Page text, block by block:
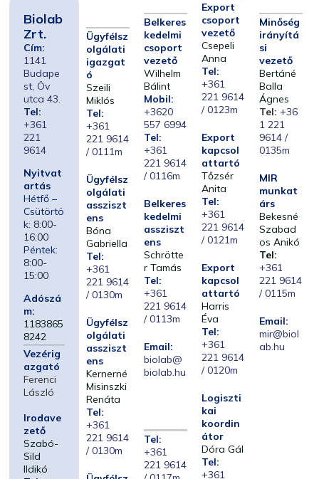
Biolab
Zrt.
Cím:
1141
Budape
st, Öv
utca 43.
Tel:
+361
221
9614
Nyitvat
artás
Hétfő –
Csütörtö
k: 8:00-
16:00
Péntek:
8:00-
15:00
Adószá
m:
1183865
8242
Vezérig
azgató
Ferenci
László
Irodave
zető
Szabó-
Sild
Ildikó
Ügyfélsz
olgálati
igazgat
ó
Szeili
Miklós
Tel:
+361
221 9614
/ 0111m
Ügyfélsz
olgálati
assziszt
ens
Bóna
Gabriella
Tel:
+361
221 9614
/ 0130m
Ügyfélsz
olgálati
assziszt
ens
Kernerné
Misinszki
Renáta
Tel:
+361
221 9614
/ 0130m
Belkeres
kedelmi
csoport
vezető
Wilhelm
Bálint
Mobil:
+3620
557 6994
Tel:
+361
221 9614
/ 0116m
Belkeres
kedelmi
assziszt
ens
Schrötte
r Tamás
Tel:
+361
221 9614
/ 0113m
Email:
biolab@
biolab.hu
Tel:
+361
221 9614
Export
csoport
vezető
Csepeli
Anna
Tel:
+361
221 9614
/ 0123m
Export
kapcsol
attartó
Tőzsér
Anita
Tel:
+361
221 9614
/ 0121m
Export
kapcsol
attartó
Harris
Éva
Tel:
+361
221 9614
/ 0120m
Logiszti
kai
koordin
átor
Dóra Gál
Tel:
+361
Minőség
irányítá
si
vezető
Bertáné
Balla
Ágnes
Tel: +36
1 221
9614 /
0135m
MIR
munkat
árs
Bekesné
Szabad
os Anikó
Tel:
+361
221 9614
/ 0115m
Email:
mir@biol
ab.hu